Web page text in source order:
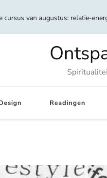
cursus van augustus: relatie-
Readingen